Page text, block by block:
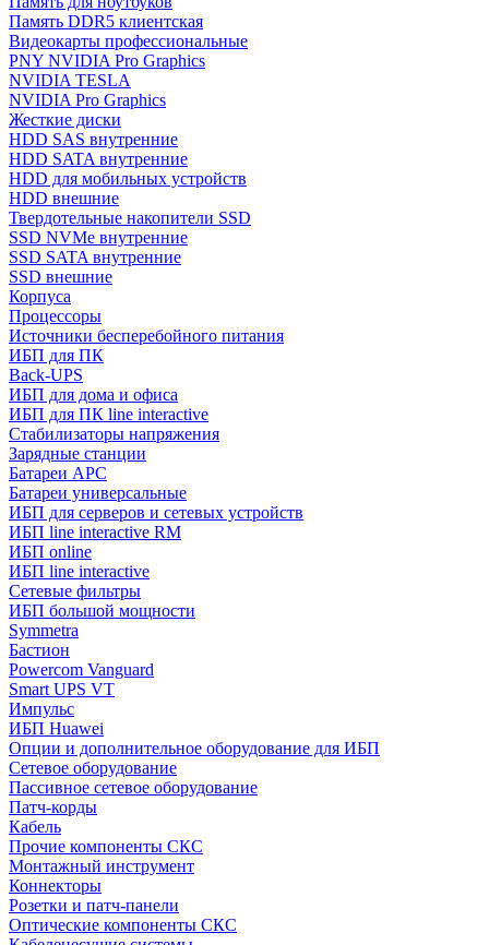
Память DDR5 клиентская
Видеокарты профессиональные
PNY NVIDIA Pro Graphics
NVIDIA TESLA
NVIDIA Pro Graphics
Жесткие диски
HDD SAS внутренние
HDD SATA внутренние
HDD для мобильных устройств
HDD внешние
Твердотельные накопители SSD
SSD NVMe внутренние
SSD SATA внутренние
SSD внешние
Корпуса
Процессоры
Источники бесперебойного питания
ИБП для ПК
Back-UPS
ИБП для дома и офиса
ИБП для ПК linе interactive
Стабилизаторы напряжения
Зарядные станции
Батареи APC
Батареи универсальные
ИБП для серверов и сетевых устройств
ИБП line interactive RM
ИБП online
ИБП linе interactive
Сетевые фильтры
ИБП большой мощности
Symmetra
Бастион
Powercom Vanguard
Smart UPS VT
Импульс
ИБП Huawei
Опции и дополнительное оборудование для ИБП
Сетевое оборудование
Пассивное сетевое оборудование
Патч-корды
Кабель
Прочие компоненты СКС
Монтажный инструмент
Коннекторы
Розетки и патч-панели
Оптические компоненты СКС